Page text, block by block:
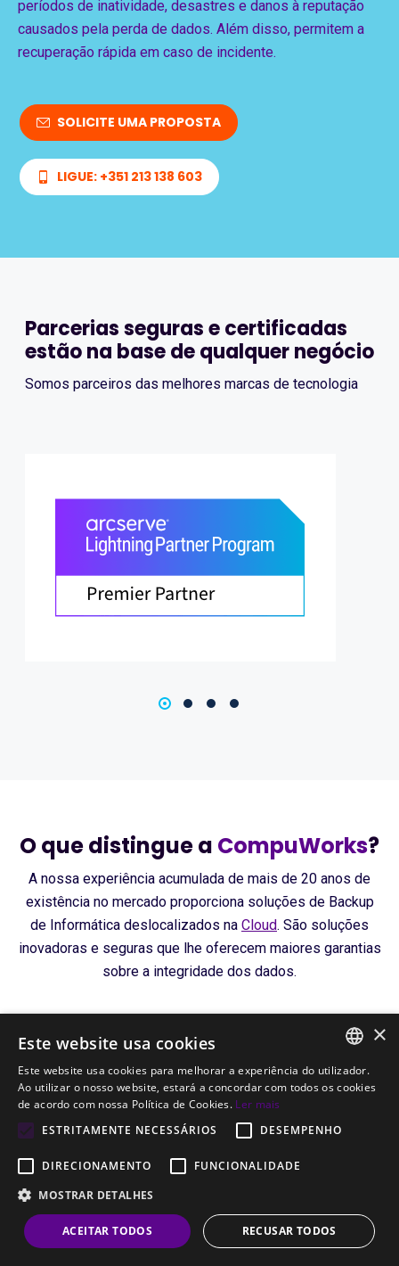
períodos de inatividade, desastres e danos à reputação
causados pela perda de dados. Além disso, permitem a
recuperação rápida em caso de incidente.
SOLICITE UMA PROPOSTA
LIGUE: +351 213 138 603
Parcerias seguras e certificadas
estão na base de qualquer negócio
Somos parceiros das melhores marcas de tecnologia
O que distingue a CompuWorks?
A nossa experiência acumulada de mais de 20 anos de
existência no mercado proporciona soluções de Backup
de Informática deslocalizados na Cloud. São soluções
inovadoras e seguras que lhe oferecem maiores garantias
sobre a integridade dos dados.
Experiência
Mais de 20 anos de experiência na área das
tecnologias.
Equipa profissional
PORTUGUESE
×
Este website usa cookies
Este website usa cookies para melhorar a experiência do utilizador.
Ao utilizar o nosso website, estará a concordar com todos os cookies
de acordo com nossa Política de Cookies. Ler mais
ESTRITAMENTE NECESSÁRIOS
DESEMPENHO
DIRECIONAMENTO
FUNCIONALIDADE
MOSTRAR DETALHES
ACEITAR TODOS RECUSAR TODOS